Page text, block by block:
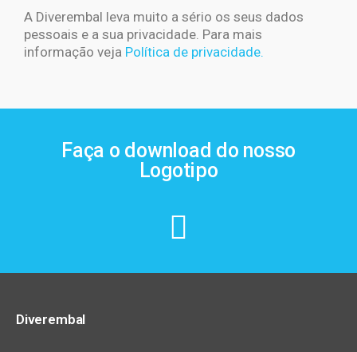
A Diverembal leva muito a sério os seus dados
pessoais e a sua privacidade. Para mais
informação veja Política de privacidade.
Faça o download do nosso
Logotipo
Diverembal